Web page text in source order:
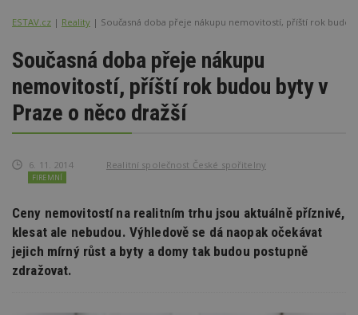
ESTAV.cz Reality Současná doba přeje nákupu nemovitostí, příští rok
Současná doba přeje nákupu
nemovitostí, příští rok budou byty v
Praze o něco dražší
6. 11. 2014 Realitní společnost České spořitelny
FIREMNÍ
Ceny nemovitostí na realitním trhu jsou aktuálně příznivé,
klesat ale nebudou. Výhledově se dá naopak očekávat
jejich mírný růst a byty a domy tak budou postupně
zdražovat.